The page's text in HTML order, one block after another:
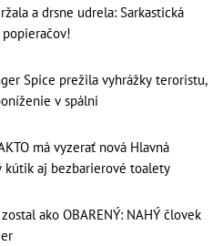
a drsne udrela: Sarkastická
Spice prežila vyhrážky teroristu,
v spálni
má vyzerať nová Hlavná
kútik aj bezbarierové toalety
ako OBARENÝ: NAHÝ človek